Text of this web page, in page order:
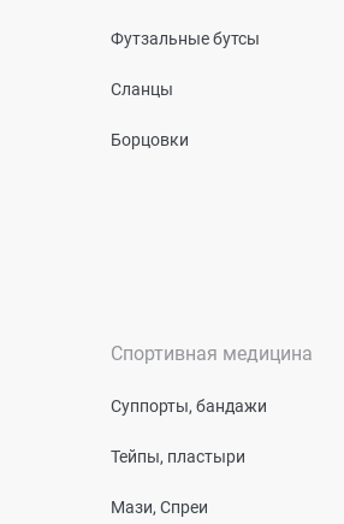
Футзальные бутсы
Сланцы
Борцовки
Спортивная медицина
Суппорты, бандажи
Тейпы, пластыри
Мази, Спреи